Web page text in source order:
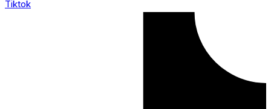
Tiktok